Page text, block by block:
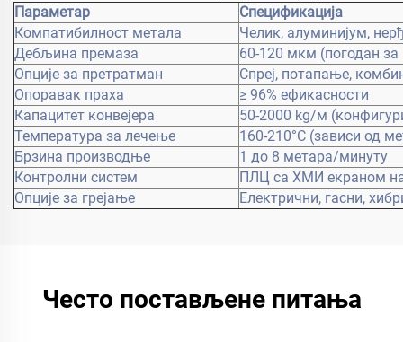
Параметар
Спецификација
Компатибилност метала
Челик, алуминијум,
Дебљина премаза
60-120 мкм (погодан за
Опције за претратман
Спреј, потапање,
Опоравак праха
≥ 96% ефикасности
Капацитет конвејера
50-2000 kg/м
Температура за лечење
160-210°C (зависи од
Брзина производње
1 до 8 метара/минуту
Контролни систем
ПЛЦ са ХМИ екраном
Опције за грејање
Електрични, гасни,
Често постављене питања